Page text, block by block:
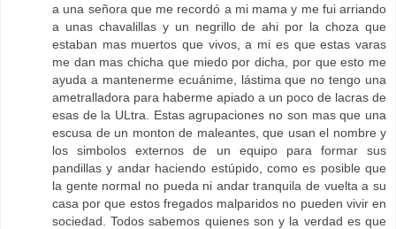
a una señora que me recordó a mi mama y me fui arriando
a unas chavalillas y un negrillo de ahi por la choza que
estaban mas muertos que vivos, a mi es que estas varas
me dan mas chicha que miedo por dicha, por que esto me
ayuda a mantenerme ecuánime, lástima que no tengo una
ametralladora para haberme apiado a un poco de lacras de
esas de la ULtra. Estas agrupaciones no son mas que una
escusa de un monton de maleantes, que usan el nombre y
los simbolos externos de un equipo para formar sus
pandillas y andar haciendo estúpido, como es posible que
la gente normal no pueda ni andar tranquila de vuelta a su
casa por que estos fregados malparidos no pueden vivir en
sociedad. Todos sabemos quienes son y la verdad es que